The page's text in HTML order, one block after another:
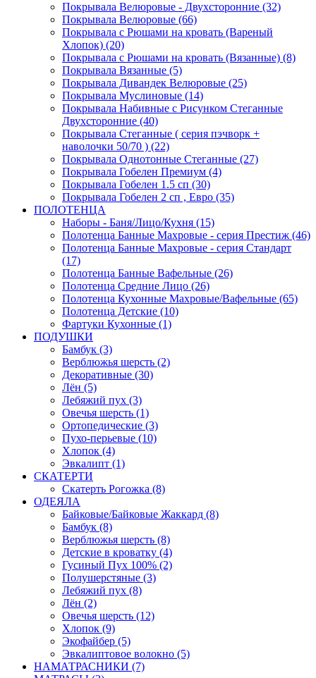
Покрывала Велюровые - Двухсторонние (32)
Покрывала Велюровые (66)
Покрывала с Рюшами на кровать (Вареный
Хлопок) (20)
Покрывала с Рюшами на кровать (Вязанные) (8)
Покрывала Вязанные (5)
Покрывала Дивандек Велюровые (25)
Покрывала Муслиновые (14)
Покрывала Набивные с Рисунком Стеганные
Двухсторонние (40)
Покрывала Стеганные ( серия пэчворк +
наволочки 50/70 ) (22)
Покрывала Однотонные Стеганные (27)
Покрывала Гобелен Премиум (4)
Покрывала Гобелен 1.5 сп (30)
Покрывала Гобелен 2 сп , Евро (35)
ПОЛОТЕНЦА
Наборы - Баня/Лицо/Кухня (15)
Полотенца Банные Махровые - серия Престиж (46)
Полотенца Банные Махровые - серия Стандарт
(17)
Полотенца Банные Вафельные (26)
Полотенца Средние Лицо (26)
Полотенца Кухонные Махровые/Вафельные (65)
Полотенца Детские (10)
Фартуки Кухонные (1)
ПОДУШКИ
Бамбук (3)
Верблюжья шерсть (2)
Декоративные (30)
Лён (5)
Лебяжий пух (3)
Овечья шерсть (1)
Ортопедические (3)
Пухо-перьевые (10)
Хлопок (4)
Эвкалипт (1)
СКАТЕРТИ
Скатерть Рогожка (8)
ОДЕЯЛА
Байковые/Байковые Жаккард (8)
Бамбук (8)
Верблюжья шерсть (8)
Детские в кроватку (4)
Гусиный Пух 100% (2)
Полушерстяные (3)
Лебяжий пух (8)
Лён (2)
Овечья шерсть (12)
Хлопок (9)
Экофайбер (5)
Эвкалиптовое волокно (5)
НАМАТРАСНИКИ (7)